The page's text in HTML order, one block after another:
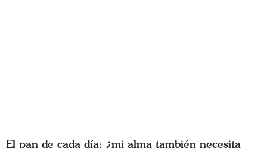
El pan de cada día: ¿mi alma también necesita